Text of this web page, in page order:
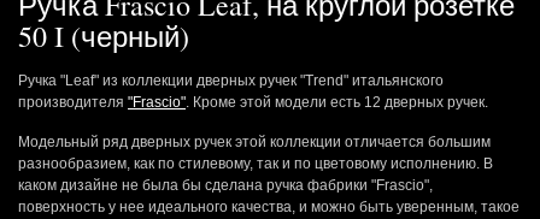
50 I (черный)
Ручка "Leaf" из коллекции дверных ручек "Trend" итальянского
производителя "Frascio". Кроме этой модели есть 12 дверных ручек.
Модельный ряд дверных ручек этой коллекции отличается большим
разнообразием, как по стилевому, так и по цветовому исполнению. В
каком дизайне не была бы сделана ручка фабрики "Frascio",
поверхность у нее идеального качества, и можно быть уверенным, такое